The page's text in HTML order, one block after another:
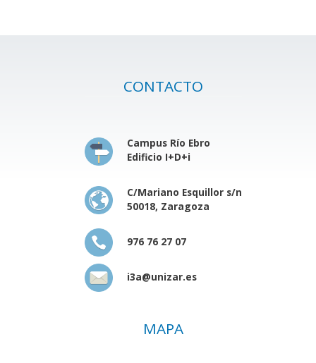
CONTACTO
Campus Río Ebro
Edificio I+D+i
C/Mariano Esquillor s/n
50018, Zaragoza
976 76 27 07
i3a@unizar.es
MAPA